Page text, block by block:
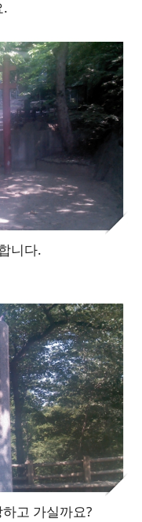
.
니다.
고 가실까요?